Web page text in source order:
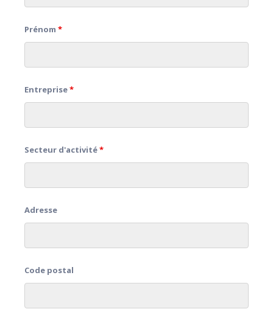
Prénom *
Entreprise*
Secteur d'activité*
Adresse
Code postal